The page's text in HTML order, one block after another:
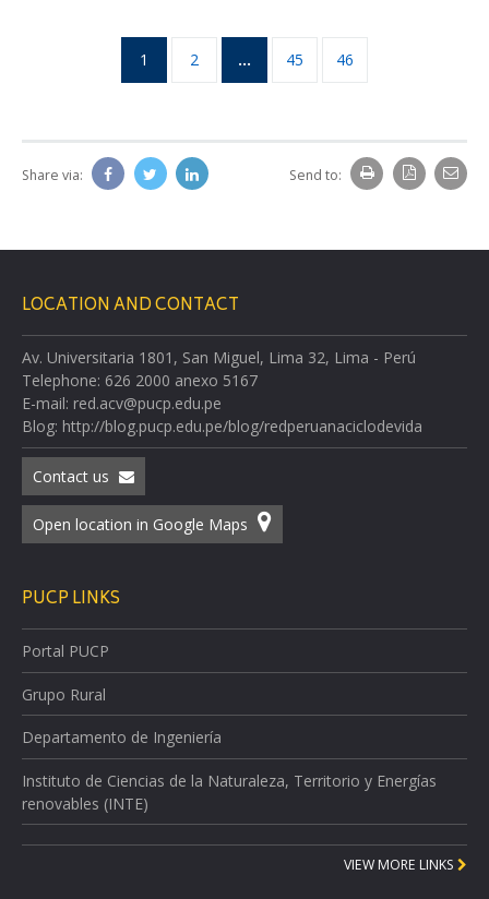
1 2 … 45 46
Share via: Send to:
LOCATION AND CONTACT
Av. Universitaria 1801, San Miguel, Lima 32, Lima - Perú
Telephone: 626 2000 anexo 5167
E-mail: red.acv@pucp.edu.pe
Blog: http://blog.pucp.edu.pe/blog/redperuanaciclodevida
Contact us
Open location in Google Maps
PUCP LINKS
Portal PUCP
Grupo Rural
Departamento de Ingeniería
Instituto de Ciencias de la Naturaleza, Territorio y Energías
renovables (INTE)
VIEW MORE LINKS